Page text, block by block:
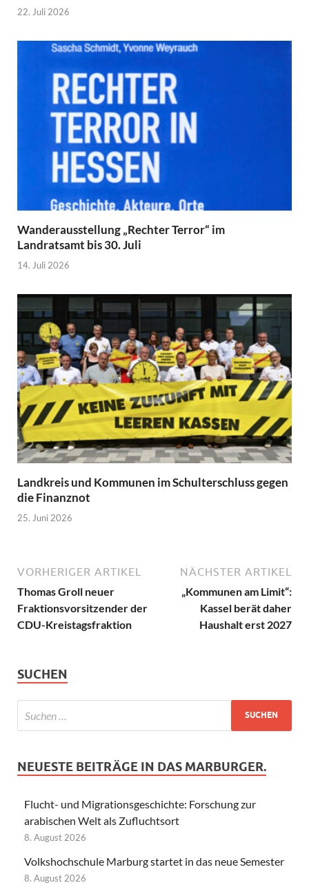
22. Juli 2026
Wanderausstellung „Rechter Terror“ im
Landratsamt bis 30. Juli
14. Juli 2026
Landkreis und Kommunen im Schulterschluss gegen
die Finanznot
25. Juni 2026
VORHERIGER ARTIKEL
Thomas Groll neuer
Fraktionsvorsitzender der
CDU-Kreistagsfraktion
NÄCHSTER ARTIKEL
„Kommunen am Limit“:
Kassel berät daher
Haushalt erst 2027
SUCHEN
NEUESTE BEITRÄGE IN DAS MARBURGER.
Flucht- und Migrationsgeschichte: Forschung zur
arabischen Welt als Zufluchtsort
8. August 2026
Volkshochschule Marburg startet in das neue Semester
8. August 2026